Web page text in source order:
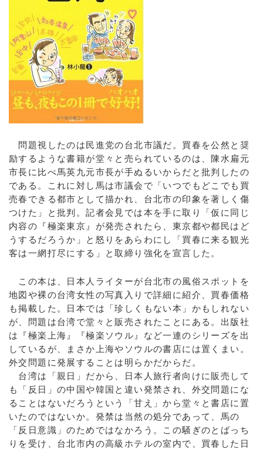
問題視したのは民進党の台北市議だ。買春を公然と奨
励するような書籍が堂々と売られているのは、陳水扁元
市長に比べ馬英九元市長が手ぬるいからだと批判したの
である。これに対し馬は市議会で「いつでもどこでも買
売春できる都市として描かれ、台北市の印象を著しく傷
つけた」と批判。記者会見では本を手に取り「仮に同じ
内容の『極楽東京』が発売されたら、東京都や都民はど
うするだろうか」と怒りをあらわにし「買春に来る観光
客は一網打尽にする」と取締り強化を宣言した。
この本は、日本人ライターが台北市の風俗スポットを
地図や裸の台湾女性の写真入りで詳細に紹介、買春価格
も掲載した。日本では「珍しくもない本」かもしれない
が、問題は台湾で堂々と販売されたことにある。出版社
は『極楽上海』『極楽ソウル』など一連のシリーズを出
しているが、まさか上海やソウルの書店には置くまい。
外交問題に発展することは明らかだからだ。
台湾は「親日」だから、日本人旅行者向けに販売して
も「反日」の中国や韓国と違い発禁され、外交問題にな
ることはないだろうという「甘え」から堂々と書店に置
いたのではないか。発禁は当然の処分であって、馬の
「反日意識」のためではなかろう。この騒ぎのとばっち
りを受け、台北市内の高級ホテルの室内で、買春した日